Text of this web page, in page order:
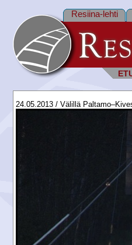
Resiina-lehti
24.05.2013 / Välillä